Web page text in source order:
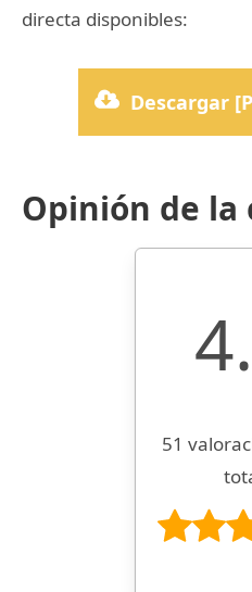
directa disponibles:
Descargar
Opinión de la
51